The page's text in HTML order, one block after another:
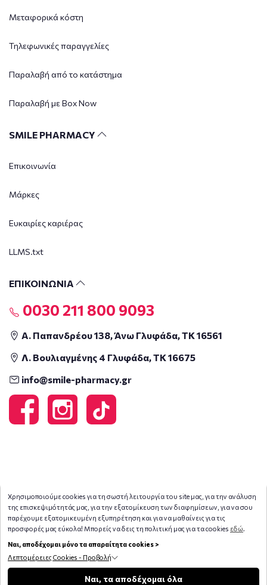
Χρησιμοποιούμε cookies για τη σωστή λειτουργία του site μας, για την ανάλυση
της επισκεψιμότητάς μας, για την εξατομίκευση των διαφημίσεων, για να σου
παρέχουμε εξατομικευμένη εξυπηρέτηση και για να μαθαίνεις για τις
προσφορές μας εύκολα! Μπορείς να δεις τη πολιτική μας για τα cookies εδώ.
Ναι, αποδέχομαι μόνο τα απαραίτητα cookies >
Λεπτομέρειες Cookies - Προβολή
Ναι, τα αποδέχομαι όλα
Μεταφορικά κόστη
Τηλεφωνικές παραγγελίες
Παραλαβή από το κατάστημα
Παραλαβή με Box Now
SMILE PHARMACY
Επικοινωνία
Μάρκες
Ευκαιρίες καριέρας
LLMS.txt
ΕΠΙΚΟΙΝΩΝΙΑ
0030 211 800 9093
Α. Παπανδρέου 138, Άνω Γλυφάδα, ΤΚ 16561
Λ. Βουλιαγμένης 4 Γλυφάδα, ΤΚ 16675
info@smile-pharmacy.gr
Copyright © 2026smile-pharmacy.gr